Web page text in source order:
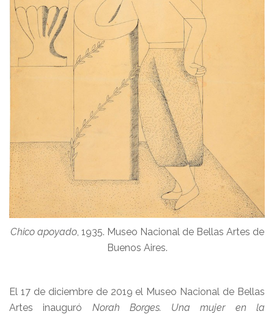
Chico apoyado, 1935. Museo Nacional de Bellas Artes de
Buenos Aires.
El 17 de diciembre de 2019 el Museo Nacional de Bellas
Artes inauguró Norah Borges. Una mujer en la